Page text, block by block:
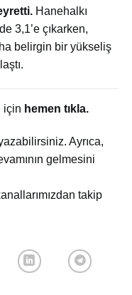
Hanehalkı
3,1’e çıkarken,
belirgin bir yükseliş
için hemen tıkla.
Ayrıca,
gelmesini
takip